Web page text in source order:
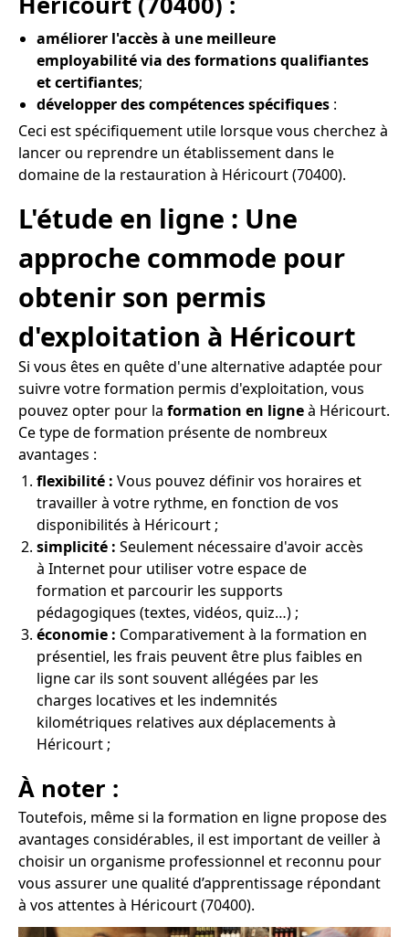
améliorer l'accès à une meilleure
employabilité via des formations qualifiantes
et certifiantes;
développer des compétences spécifiques :
Ceci est spécifiquement utile lorsque vous cherchez à
lancer ou reprendre un établissement dans le
domaine de la restauration à Héricourt (70400).
L'étude en ligne : Une
approche commode pour
obtenir son permis
d'exploitation à Héricourt
Si vous êtes en quête d'une alternative adaptée pour
suivre votre formation permis d'exploitation, vous
pouvez opter pour la formation en ligneà Héricourt.
Ce type de formation présente de nombreux
avantages :
flexibilité : Vous pouvez définir vos horaires et
travailler à votre rythme, en fonction de vos
disponibilités à Héricourt ;
simplicité : Seulement nécessaire d'avoir accès
à Internet pour utiliser votre espace de
formation et parcourir les supports
pédagogiques (textes, vidéos, quiz…) ;
économie : Comparativement à la formation en
présentiel, les frais peuvent être plus faibles en
ligne car ils sont souvent allégées par les
charges locatives et les indemnités
kilométriques relatives aux déplacements à
Héricourt ;
À noter :
Toutefois, même si la formation en ligne propose des
avantages considérables, il est important de veiller à
choisir un organisme professionnel et reconnu pour
vous assurer une qualité d’apprentissage répondant
à vos attentes à Héricourt (70400).